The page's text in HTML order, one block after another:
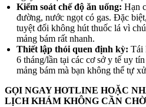
Kiểm soát chế độ ăn uống: Hạn
đường, nước ngọt có gas. Đặc
tuyệt đối không hút thuốc lá vì
mảng bám rất nhanh.
Thiết lập thói quen định kỳ: Tái
6 tháng/lần tại các cơ sở y tế uy
mảng bám mà bạn không thể tự
GỌI NGAY HOTLINE HOẶC
LỊCH KHÁM KHÔNG CẦN